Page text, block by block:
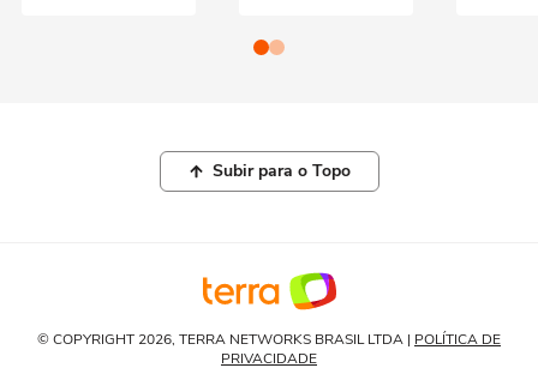
Subir para o Topo
© COPYRIGHT 2026, TERRA NETWORKS BRASIL LTDA | POLÍTICA DE
PRIVACIDADE